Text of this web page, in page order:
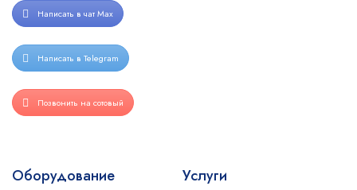
Написать в чат Max
Написать в Telegram
Позвонить на сотовый
Оборудование Услуги